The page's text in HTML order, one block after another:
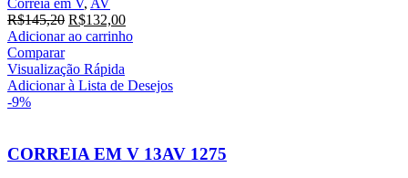
Correia em V, AV
R$145,20 O
preço
era:
R$145,20.
R$132,00O
preço
R$132,00.
Adicionar ao carrinho
Comparar
Visualização Rápida
Adicionar à Lista de Desejos
-9%
CORREIA EM V 13AV 1275